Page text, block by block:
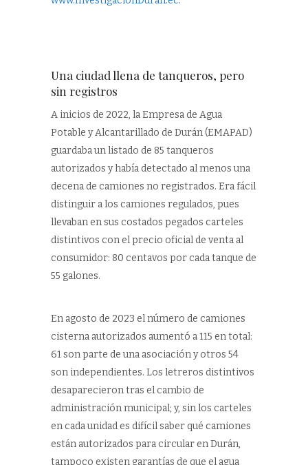
Una ciudad llena de tanqueros, pero
sin registros
A inicios de 2022, la Empresa de Agua
Potable y Alcantarillado de Durán (EMAPAD)
guardaba un listado de 85 tanqueros
autorizados y había detectado al menos una
decena de camiones no registrados. Era fácil
distinguir a los camiones regulados, pues
llevaban en sus costados pegados carteles
distintivos con el precio oficial de venta al
consumidor: 80 centavos por cada tanque de
55 galones.
En agosto de 2023 el número de camiones
cisterna autorizados aumentó a 115 en total:
61 son parte de una asociación y otros 54
son independientes. Los letreros distintivos
desaparecieron tras el cambio de
administración municipal; y, sin los carteles
en cada unidad es difícil saber qué camiones
están autorizados para circular en Durán,
tampoco existen garantías de que el agua